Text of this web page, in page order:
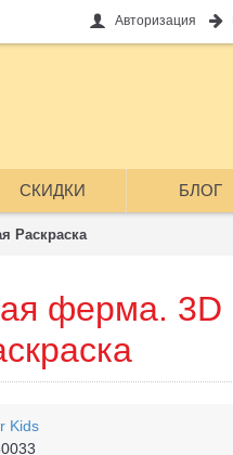
Авторизация
СКИДКИ БЛОГ
Раскраска
ферма. 3D
Kids